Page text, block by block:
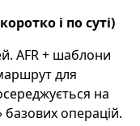
і по суті)
AFR + шаблони
для
на
базових операцій.